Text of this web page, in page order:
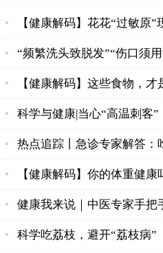
【健康解码】花花“过敏原”
“频繁洗头致脱发”“伤口须
【健康解码】这些食物，才
科学与健康|当心“高温刺客
热点追踪丨急诊专家解答：
【健康解码】你的体重健康
健康我来说｜中医专家手把
科学吃荔枝，避开“荔枝病”